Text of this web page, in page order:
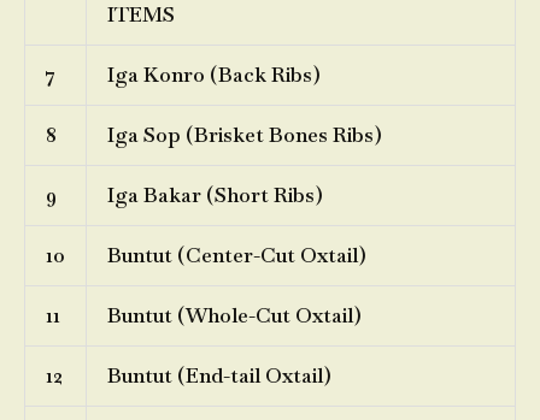
ITEMS
7 Iga Konro (Back Ribs)
8 Iga Sop (Brisket Bones Ribs)
9 Iga Bakar (Short Ribs)
10 Buntut (Center-Cut Oxtail)
11 Buntut (Whole-Cut Oxtail)
12 Buntut (End-tail Oxtail)